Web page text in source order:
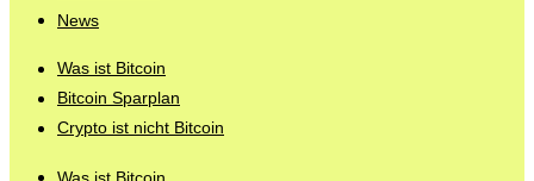
News
Was ist Bitcoin
Bitcoin Sparplan
Crypto ist nicht Bitcoin
Was ist Bitcoin